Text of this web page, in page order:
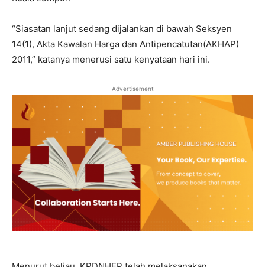
“Siasatan lanjut sedang dijalankan di bawah Seksyen
14(1), Akta Kawalan Harga dan Antipencatutan(AKHAP)
2011,” katanya menerusi satu kenyataan hari ini.
Advertisement